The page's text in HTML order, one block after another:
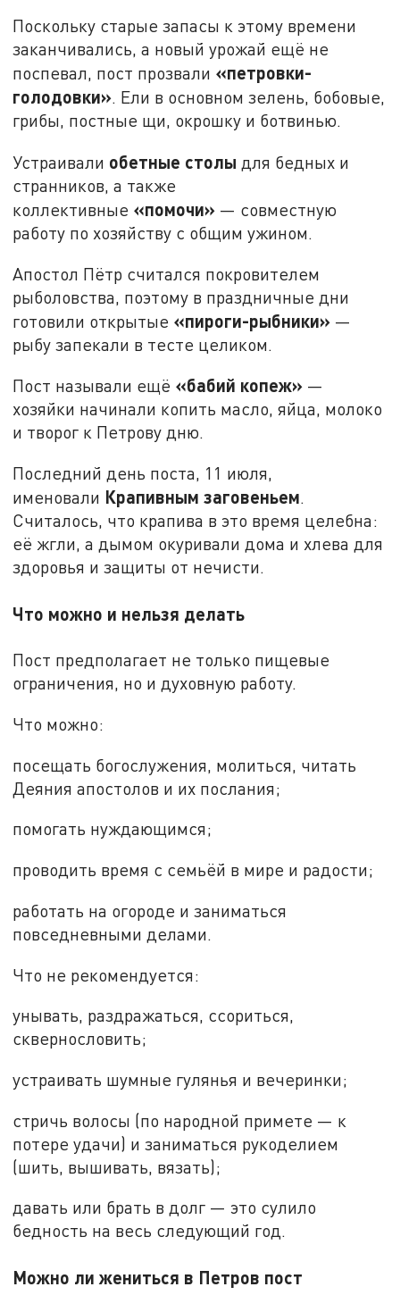
Поскольку старые запасы к этому времени
заканчивались, а новый урожай ещё не
поспевал, пост прозвали «петровки-
голодовки». Ели в основном зелень, бобовые,
грибы, постные щи, окрошку и ботвинью.
Устраивали обетные столы для бедных и
странников, а также
коллективные «помочи» — совместную
работу по хозяйству с общим ужином.
Апостол Пётр считался покровителем
рыболовства, поэтому в праздничные дни
готовили открытые «пироги-рыбники» —
рыбу запекали в тесте целиком.
Пост называли ещё «бабий копеж» —
хозяйки начинали копить масло, яйца, молоко
и творог к Петрову дню.
Последний день поста, 11 июля,
именовали Крапивным заговеньем.
Считалось, что крапива в это время целебна:
её жгли, а дымом окуривали дома и хлева для
здоровья и защиты от нечисти.
Что можно и нельзя делать
Пост предполагает не только пищевые
ограничения, но и духовную работу.
Что можно:
посещать богослужения, молиться, читать
Деяния апостолов и их послания;
помогать нуждающимся;
проводить время с семьёй в мире и радости;
работать на огороде и заниматься
повседневными делами.
Что не рекомендуется:
унывать, раздражаться, ссориться,
сквернословить;
устраивать шумные гулянья и вечеринки;
стричь волосы (по народной примете — к
потере удачи) и заниматься рукоделием
(шить, вышивать, вязать);
давать или брать в долг — это сулило
бедность на весь следующий год.
Можно ли жениться в Петров пост